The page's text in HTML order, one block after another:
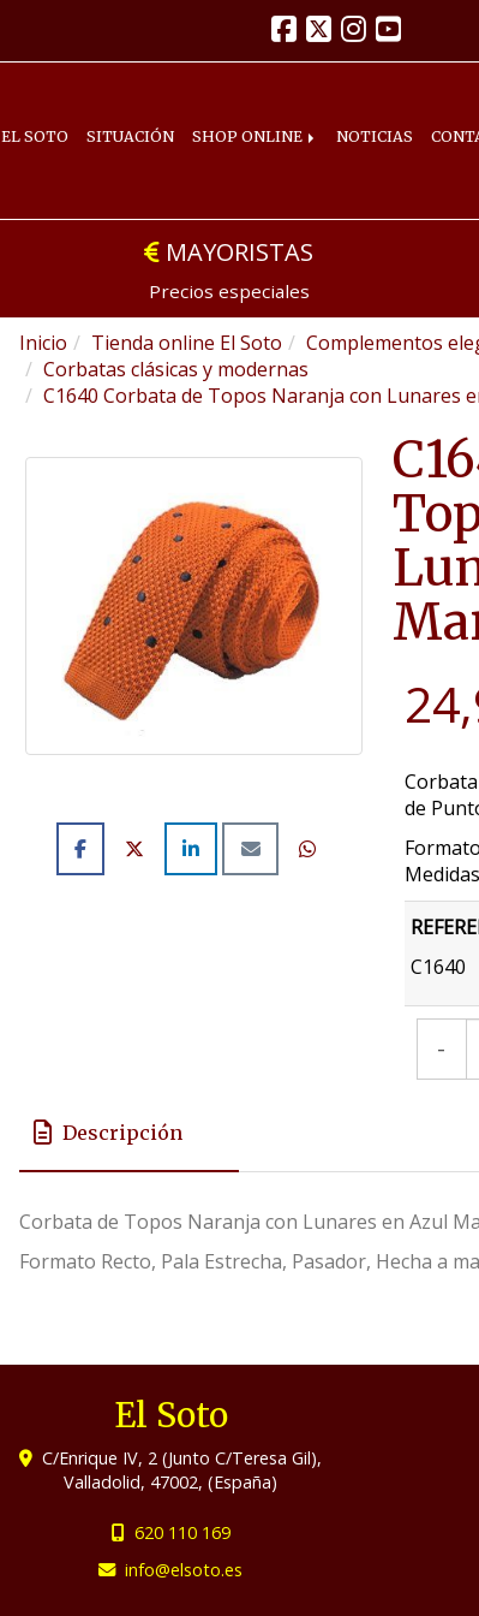
EL SOTO SITUACIÓN SHOP ONLINE NOTICIAS
MAYORISTAS
Precios especiales
Inicio Tienda online El Soto
Complementos
Corbatas clásicas y modernas
C1640 Corbata de Topos Naranja con Lunares
de
C1640
-
Descripción
Corbata de Topos Naranja con Lunares en Azul
Formato Recto, Pala Estrecha, Pasador, Hecha a
El Soto
C/Enrique IV, 2 (Junto C/Teresa Gil),
Valladolid, 47002,(España)
620 110 169
info
elsoto.es